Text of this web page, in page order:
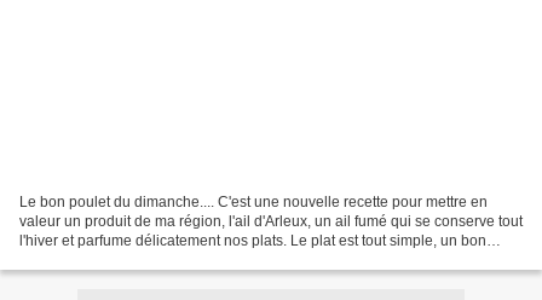
Le bon poulet du dimanche.... C'est une nouvelle recette pour mettre en
valeur un produit de ma région, l'ail d'Arleux, un ail fumé qui se conserve tout
l'hiver et parfume délicatement nos plats. Le plat est tout simple, un bon